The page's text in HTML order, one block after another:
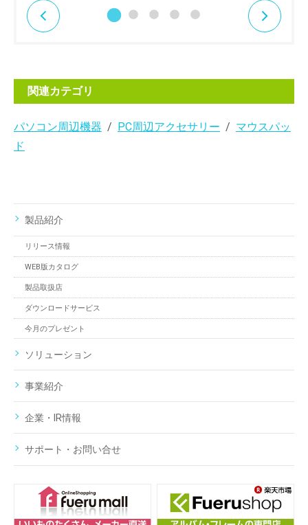
関連カテゴリ
パソコン周辺機器 PC周辺アクセサリー
マウスパッ
ド
製品紹介
リリース情報
WEB版カタログ
製品取扱店
ダウンロードサービス
今月のプレゼント
ソリューション
事業紹介
企業・IR情報
サポート・お問い合せ